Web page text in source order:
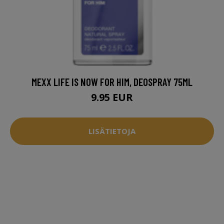
MEXX LIFE IS NOW FOR HIM, DEOSPRAY 75ML
9.95 EUR
LISÄTIETOJA